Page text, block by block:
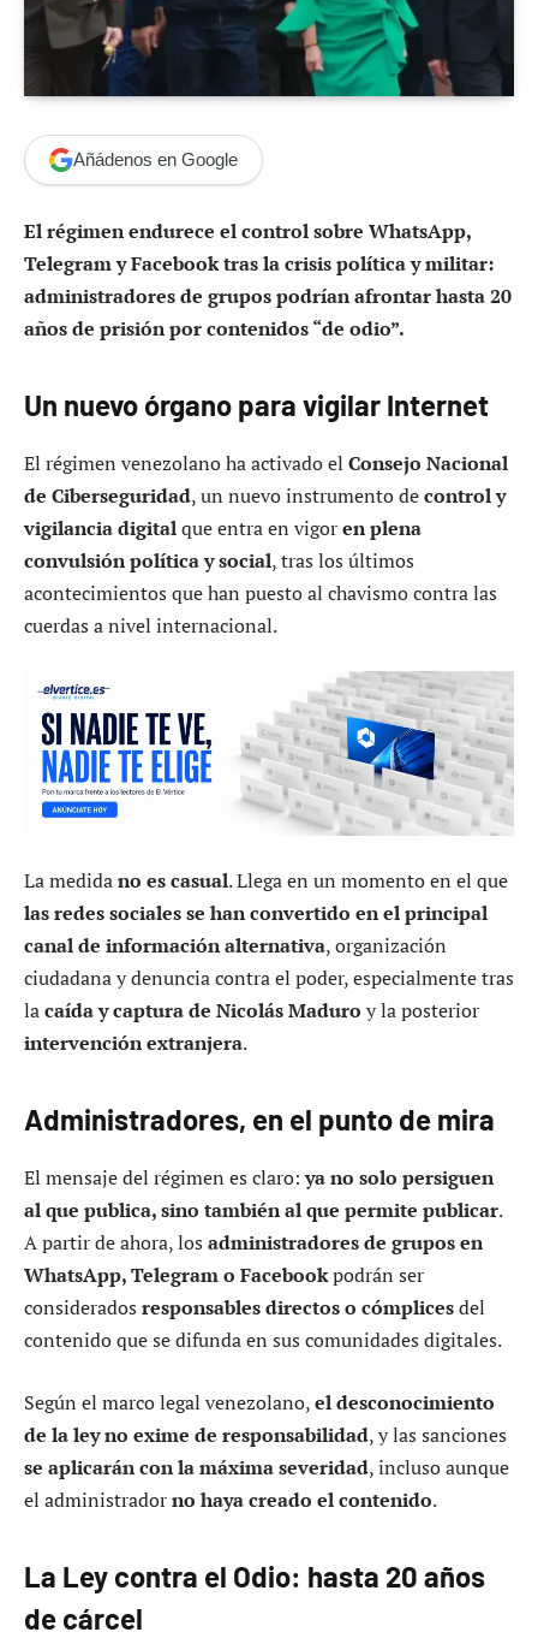
Añádenos en Google
El régimen endurece el control sobre WhatsApp,
Telegram y Facebook tras la crisis política y militar:
administradores de grupos podrían afrontar hasta 20
años de prisión por contenidos “de odio”.
Un nuevo órgano para vigilar Internet
El régimen venezolano ha activado el Consejo Nacional
de Ciberseguridad, un nuevo instrumento decontrol y
vigilancia digitalque entra en vigoren plena
convulsión política y social, tras los últimos
acontecimientos que han puesto al chavismo contra las
cuerdas a nivel internacional.
La medidano es casual. Llega en un momento en el que
las redes sociales se han convertido en el principal
canal de información alternativa, organización
ciudadana y denuncia contra el poder, especialmente tras
lacaída y captura de Nicolás Maduro y la posterior
intervención extranjera.
Administradores, en el punto de mira
El mensaje del régimen es claro:ya no solo persiguen
al que publica, sino también al que permite publicar.
A partir de ahora, los administradores de grupos en
WhatsApp, Telegram o Facebookpodrán ser
considerados responsables directos o cómplicesdel
contenido que se difunda en sus comunidades digitales.
Según el marco legal venezolano,el desconocimiento
de la ley no exime de responsabilidad, y las sanciones
se aplicarán con la máxima severidad, incluso aunque
el administradorno haya creado el contenido.
La Ley contra el Odio: hasta 20 años
de cárcel